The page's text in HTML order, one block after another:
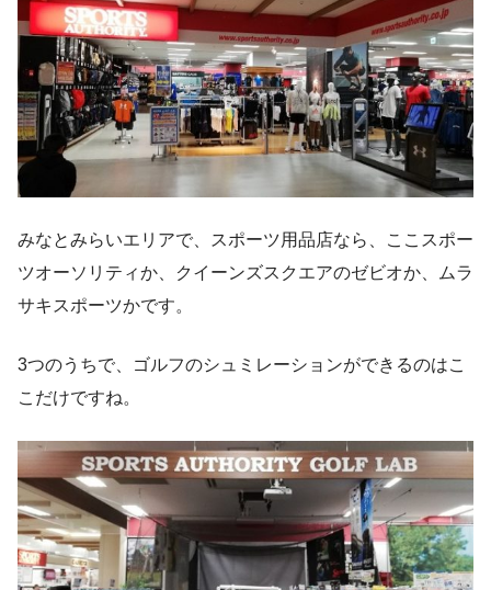
みなとみらいエリアで、スポーツ用品店なら、ここスポー
ツオーソリティか、クイーンズスクエアのゼビオか、ムラ
サキスポーツかです。
3つのうちで、ゴルフのシュミレーションができるのはこ
こだけですね。